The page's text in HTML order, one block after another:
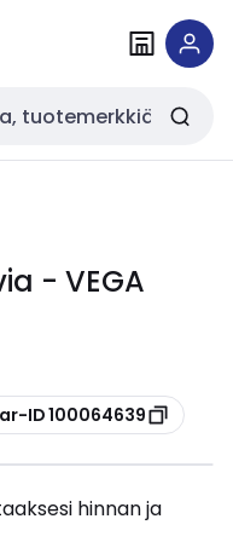
- VEGA
ID 100064639
hinnan ja